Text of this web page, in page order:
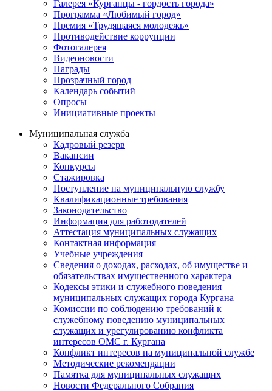
Галерея «Курганцы - гордость города»
Программа «Любимый город»
Премия «Трудящаяся молодежь»
Противодействие коррупции
Фотогалерея
Видеоновости
Награды
Прозрачный город
Календарь событий
Опросы
Инициативные проекты
Муниципальная служба
Кадровый резерв
Вакансии
Конкурсы
Стажировка
Поступление на муниципальную службу
Квалификационные требования
Законодательство
Информация для работодателей
Аттестация муниципальных служащих
Контактная информация
Учебные учреждения
Сведения о доходах, расходах, об имуществе и
обязательствах имущественного характера
Кодексы этики и служебного поведения
муниципальных служащих города Кургана
Комиссии по соблюдению требований к
служебному поведению муниципальных
служащих и урегулированию конфликта
интересов ОМС г. Кургана
Конфликт интересов на муниципальной службе
Методические рекомендации
Памятка для муниципальных служащих
Новости Федерального Cобрания